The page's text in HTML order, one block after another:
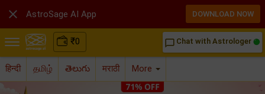
₹0 chat_bubble_outline Chat with Astrologer
हिन्दी தமிழ் తెలుగు मराठी More
 AstroSage AI App DOWNLOAD NOW